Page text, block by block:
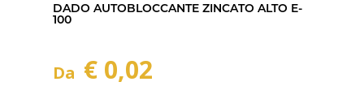
DADO AUTOBLOCCANTE ZINCATO ALTO E-
100
Da € 0,02